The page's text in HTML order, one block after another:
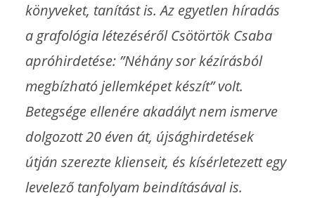
könyveket, tanítást is. Az egyetlen híradás
a grafológia létezéséről Csötörtök Csaba
apróhirdetése: ”Néhány sor kézírásból
megbízható jellemképet készít” volt.
Betegsége ellenére akadályt nem ismerve
dolgozott 20 éven át, újsághirdetések
útján szerezte klienseit, és kísérletezett egy
levelező tanfolyam beindításával is.